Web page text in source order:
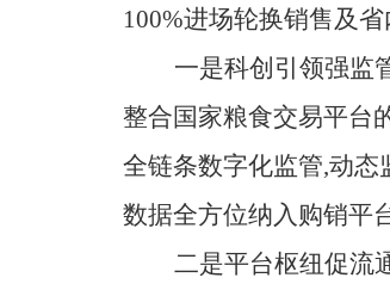
100%进场轮换销售及
一是科创引领强监
整合国家粮食交易平台
全链条数字化监管,动
数据全方位纳入购销平
二是平台枢纽促流